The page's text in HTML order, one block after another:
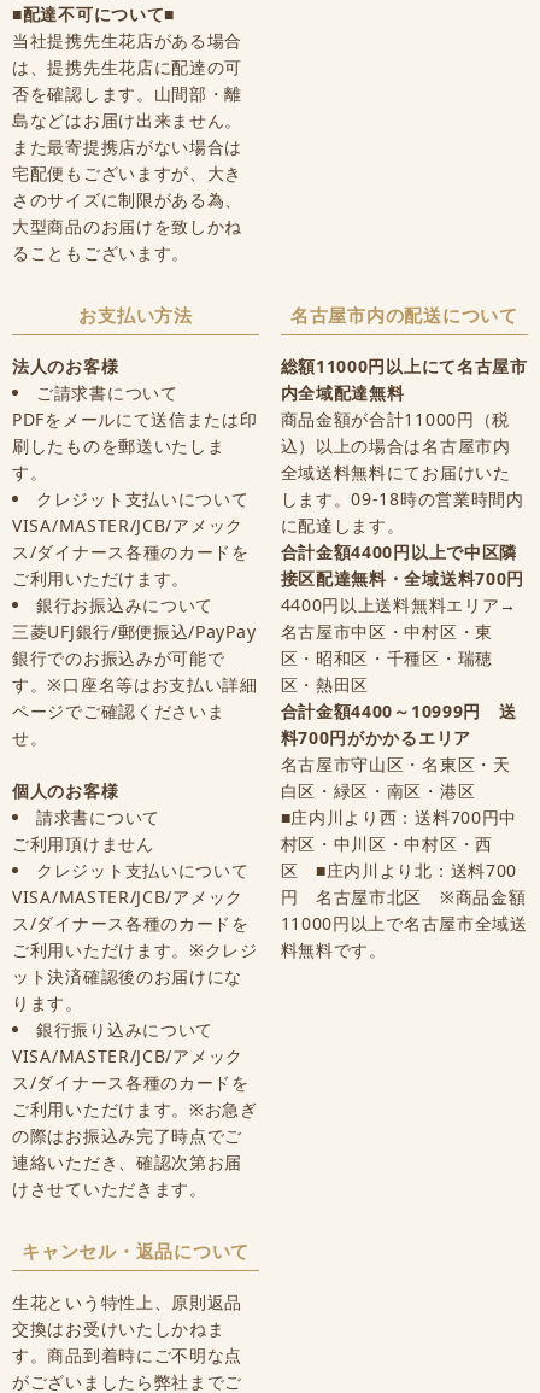
■配達不可について■
当社提携先生花店がある場合
は、提携先生花店に配達の可
否を確認します。山間部・離
島などはお届け出来ません。
また最寄提携店がない場合は
宅配便もございますが、大き
さのサイズに制限がある為、
大型商品のお届けを致しかね
ることもございます。
お支払い方法
法人のお客様
ご請求書について
PDFをメールにて送信または印
刷したものを郵送いたしま
す。
クレジット支払いについて
VISA/MASTER/JCB/アメック
ス/ダイナース各種のカードを
ご利用いただけます。
銀行お振込みについて
三菱UFJ銀行/郵便振込/PayPay
銀行でのお振込みが可能で
す。※口座名等はお支払い詳細
ページでご確認くださいま
せ。
個人のお客様
請求書について
ご利用頂けません
クレジット支払いについて
VISA/MASTER/JCB/アメック
ス/ダイナース各種のカードを
ご利用いただけます。※クレジ
ット決済確認後のお届けにな
ります。
銀行振り込みについて
VISA/MASTER/JCB/アメック
ス/ダイナース各種のカードを
ご利用いただけます。※お急ぎ
の際はお振込み完了時点でご
連絡いただき、確認次第お届
けさせていただきます。
名古屋市内の配送について
総額11000円以上にて名古屋市
内全域配達無料
商品金額が合計11000円（税
込）以上の場合は名古屋市内
全域送料無料にてお届けいた
します。09-18時の営業時間内
に配達します。
合計金額4400円以上で中区隣
接区配達無料・全域送料700円
4400円以上送料無料エリア→
名古屋市中区・中村区・東
区・昭和区・千種区・瑞穂
区・熱田区
合計金額4400～10999円 送
料700円がかかるエリア
名古屋市守山区・名東区・天
白区・緑区・南区・港区
■庄内川より西：送料700円中
村区・中川区・中村区・西
区 ■庄内川より北：送料700
円 名古屋市北区 ※商品金額
11000円以上で名古屋市全域送
料無料です。
キャンセル・返品について
生花という特性上、原則返品
交換はお受けいたしかねま
す。商品到着時にご不明な点
がございましたら弊社までご